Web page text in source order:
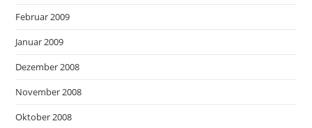
Februar 2009
Januar 2009
Dezember 2008
November 2008
Oktober 2008